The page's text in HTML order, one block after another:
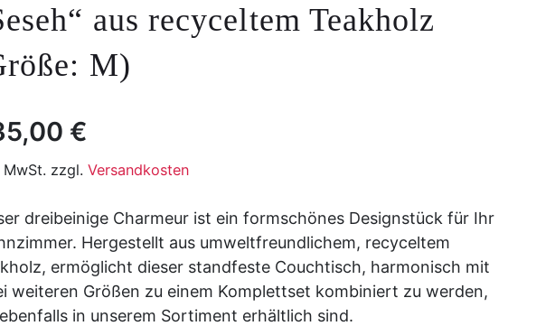
aus recyceltem Teakholz
M)
€
MwSt. zzgl. Versandkosten
dreibeinige Charmeur ist ein formschönes Designstück für Ihr
Hergestellt aus umweltfreundlichem, recyceltem
ermöglicht dieser standfeste Couchtisch, harmonisch mit
weiteren Größen zu einem Komplettset kombiniert zu werden,
in unserem Sortiment erhältlich sind.